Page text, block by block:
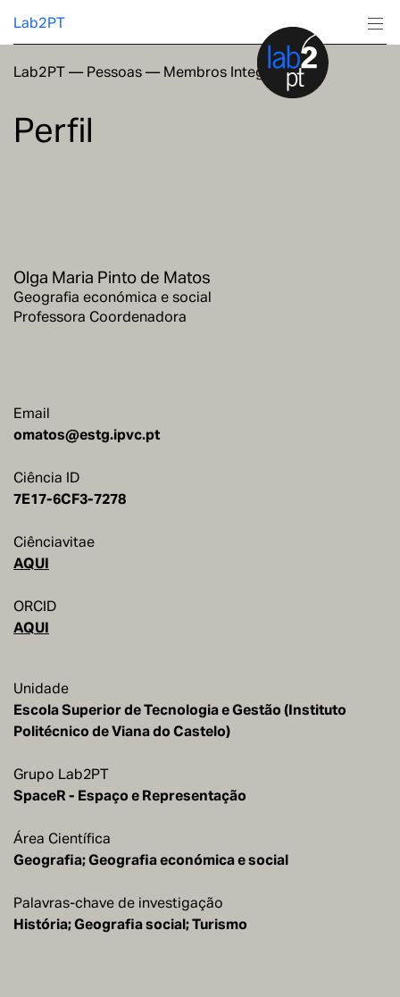
Lab2PT
Investigação
Formação
Lab2PT— Pessoas— Membros Integrados
Perfil
Olga Maria Pinto de Matos
Geografia económica e social
Professora Coordenadora
Email
omatos@estg.ipvc.pt
Ciência ID
7E17-6CF3-7278
Ciênciavitae
AQUI
ORCID
AQUI
Unidade
Escola Superior de Tecnologia e Gestão (Instituto
Politécnico de Viana do Castelo)
Grupo Lab2PT
SpaceR - Espaço e Representação
Área Científica
Geografia; Geografia económica e social
Palavras-chave de investigação
História; Geografia social; Turismo